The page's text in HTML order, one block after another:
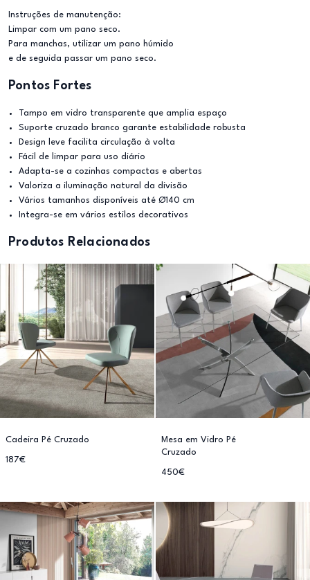
Instruções de manutenção:
Limpar com um pano seco.
Para manchas, utilizar um pano húmido
e de seguida passar um pano seco.
Pontos Fortes
Tampo em vidro transparente que amplia espaço
Suporte cruzado branco garante estabilidade robusta
Design leve facilita circulação à volta
Fácil de limpar para uso diário
Adapta-se a cozinhas compactas e abertas
Valoriza a iluminação natural da divisão
Vários tamanhos disponíveis até Ø140 cm
Integra-se em vários estilos decorativos
Produtos Relacionados
Cadeira Pé Cruzado
187€
Mesa em Vidro Pé
Cruzado
450€